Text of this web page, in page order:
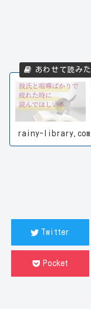
rainy-library.com
Twitter
Pocket